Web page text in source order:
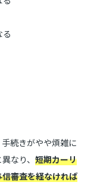
続きがやや煩雑に
なり、 短期カーリ
審査を経なければ